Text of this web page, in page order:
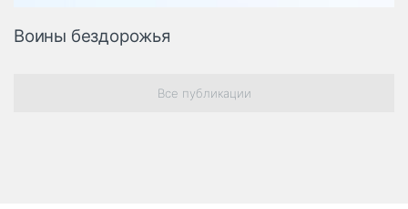
Воины бездорожья
Все публикации